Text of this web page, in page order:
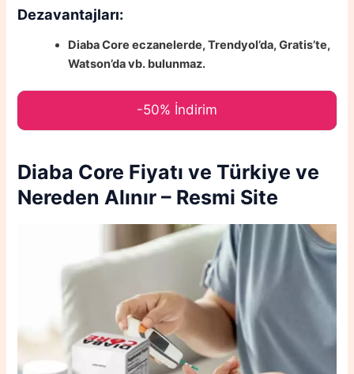
Dezavantajları:
Diaba Core eczanelerde, Trendyol’da, Gratis’te,
Watson’da vb. bulunmaz.
-50% İndirim
Diaba Core Fiyatı ve Türkiye ve
Nereden Alınır – Resmi Site